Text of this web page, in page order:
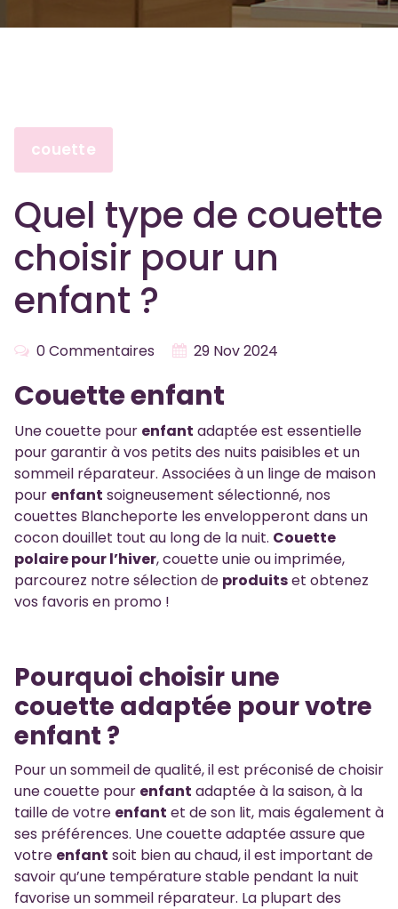
couette
Quel type de couette
choisir pour un
enfant ?
0 Commentaires 29 Nov 2024
Couette enfant
Une couette pour enfant adaptée est essentielle
pour garantir à vos petits des nuits paisibles et un
sommeil réparateur. Associées à un linge de maison
pour enfant soigneusement sélectionné, nos
couettes Blancheporte les envelopperont dans un
cocon douillet tout au long de la nuit. Couette
polaire pour l’hiver, couette unie ou imprimée,
parcourez notre sélection de produitset obtenez
vos favoris en promo !
Pourquoi choisir une
couette adaptée pour votre
enfant ?
Pour un sommeil de qualité, il est préconisé de choisir
une couette pour enfant adaptée à la saison, à la
taille de votre enfant et de son lit, mais également à
ses préférences. Une couette adaptée assure que
votre enfant soit bien au chaud, il est important de
savoir qu’une température stable pendant la nuit
favorise un sommeil réparateur. La plupart des